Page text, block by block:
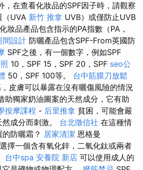
，在查看化妝品的SPF因子時，請觀察
（UVA 新竹 推拿 UVB）或僅防止UVB
妝品產品包含指示的PA指數（PA，
間設計 防曬產品包含SPF-From英國防
SPF之後，有一個數字，例如SPF
10，SPF 15，SPF 20，SPF seo公
50，SPF 100等。 台中筋膜刀放鬆
皮膚可以暴露在沒有曬傷風險的情況
助獨家奶油圖案的天然成分，它有助
按摩課程 - 后里推拿 貧困，可能會嚴
成分而刺激。 台北徵信社 在這種情
防曬霜？ 居家清潔 恩格曼
擇一個含有氧化鋅，二氧化鈦或兩者
台中spa 安養院 新店 可以使用成人的